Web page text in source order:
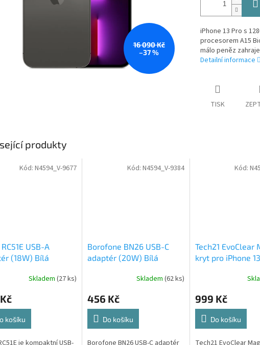
16 090 Kč
–37 %
iPhone 13 Pro s
procesorem A15
málo peněz
Detailní informace
TISK
produkty
USB-A
(18W) Bílá
Skladem (27 ks)
košíku
Kód: N4594_V-9677
Borofone BN26 USB-C
adaptér (20W) Bílá
Skladem (62 ks)
456 Kč
Do košíku
Kód: N4594_V-9384
Tech21 EvoClear
kryt pro iPhone
999 Kč
Do košíku
Kód: